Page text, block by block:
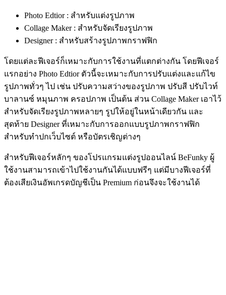
Photo Edtior : สำหรับแต่งรูปภาพ
Collage Maker : สำหรับจัดเรียงรูปภาพ
Designer : สำหรับสร้างรูปภาพกราฟฟิก
โดยแต่ละฟีเจอร์ก็เหมาะกับการใช้งานที่แตกต่างกัน โดยฟีเจอร์
แรกอย่าง Photo Edtior ตัวนี้จะเหมาะกับการปรับแต่งและแก้ไข
รูปภาพทั่วๆ ไป เช่น ปรับความสว่างของรูปภาพ ปรับสี ปรับไวท์
บาลานซ์ หมุนภาพ ครอปภาพ เป็นต้น ส่วน Collage Maker เอาไว้
สำหรับจัดเรียงรูปภาพหลายๆ รูปให้อยู่ในหน้าเดียวกัน และ
สุดท้าย Designer ที่เหมาะกับการออกแบบรูปภาพกราฟฟิก
สำหรับทำปกเว็บไซต์ หรือบัตรเชิญต่างๆ
สำหรับฟีเจอร์หลักๆ ของโปรแกรมแต่งรูปออนไลน์ BeFunky ผู้
ใช้งานสามารถเข้าไปใช้งานกันได้แบบฟรีๆ แต่มีบางฟีเจอร์ที่
ต้องเสียเงินอัพเกรดบัญชีเป็น Premium ก่อนจึงจะใช้งานได้